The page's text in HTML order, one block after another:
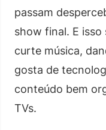
passam
show final. E isso
curte música,
gosta de
conteúdo bem
TVs.